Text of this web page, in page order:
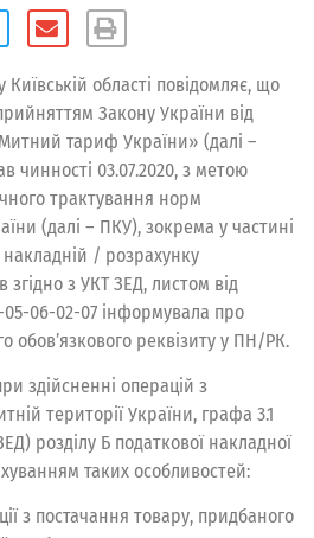
області повідомляє, що
Закону України від
тариф України» (далі –
чинності 03.07.2020, з метою
трактування норм
(далі – ПКУ), зокрема у частині
/ розрахунку
згідно з УКТ ЗЕД, листом від
06-02-07 інформувала про
обов’язкового реквізиту у ПН/РК.
здійсненні операцій з
території України, графа 3.1
розділу Б податкової накладної
таких особливостей:
з постачання товару, придбаного